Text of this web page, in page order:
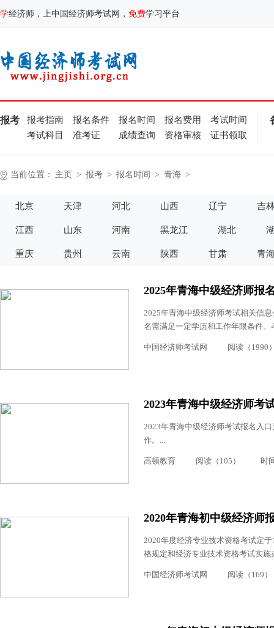
学经济师，上中国经济师考试网， 免费学习平台
报考 报考指南 报名条件 报名时间 报名费用
考试时间
考试科目
准考证 成绩查询 资格审核 证书领取
当前位置： 主页 > 报考 > 报名时间 > 青海 >
北京 天津 河北 山西 辽宁 吉
江西 山东 河南 黑龙江 湖北
重庆 贵州 云南 陕西 甘肃 青
2025年青海中级经济师报
2025年青海中级经济师考试相关信
名需满足一定学历和工作年限条件
中国经济师考试网 阅读（1990
2023年青海中级经济师考
2023年青海中级经济师考试报名入
作。...
高顿教育 阅读（105） 时
2020年青海初中级经济师
2020年度经济专业技术资格考试定
格规定和经济专业技术资格考试实
中国经济师考试网 阅读（169）